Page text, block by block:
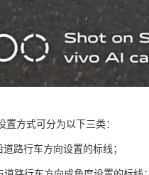
置方式可分为以下三类：
路行车方向设置的标线；